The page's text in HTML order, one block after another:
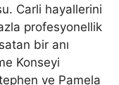
Carli hayallerini
profesyonellik
bir anı
Konseyi
ve Pamela